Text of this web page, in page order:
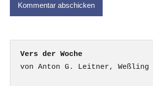
Vers der Woche